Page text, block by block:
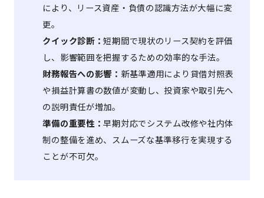
により、リース資産・負債の認識方法が大幅に変
更。
クイック診断：短期間で現状のリース契約を評価
し、影響範囲を把握するための効率的な手法。
財務報告への影響： 新基準適用により貸借対照表
や損益計算書の数値が変動し、投資家や取引先へ
の説明責任が増加。
準備の重要性：早期対応でシステム改修や社内体
制の整備を進め、スムーズな基準移行を実現する
ことが不可欠。